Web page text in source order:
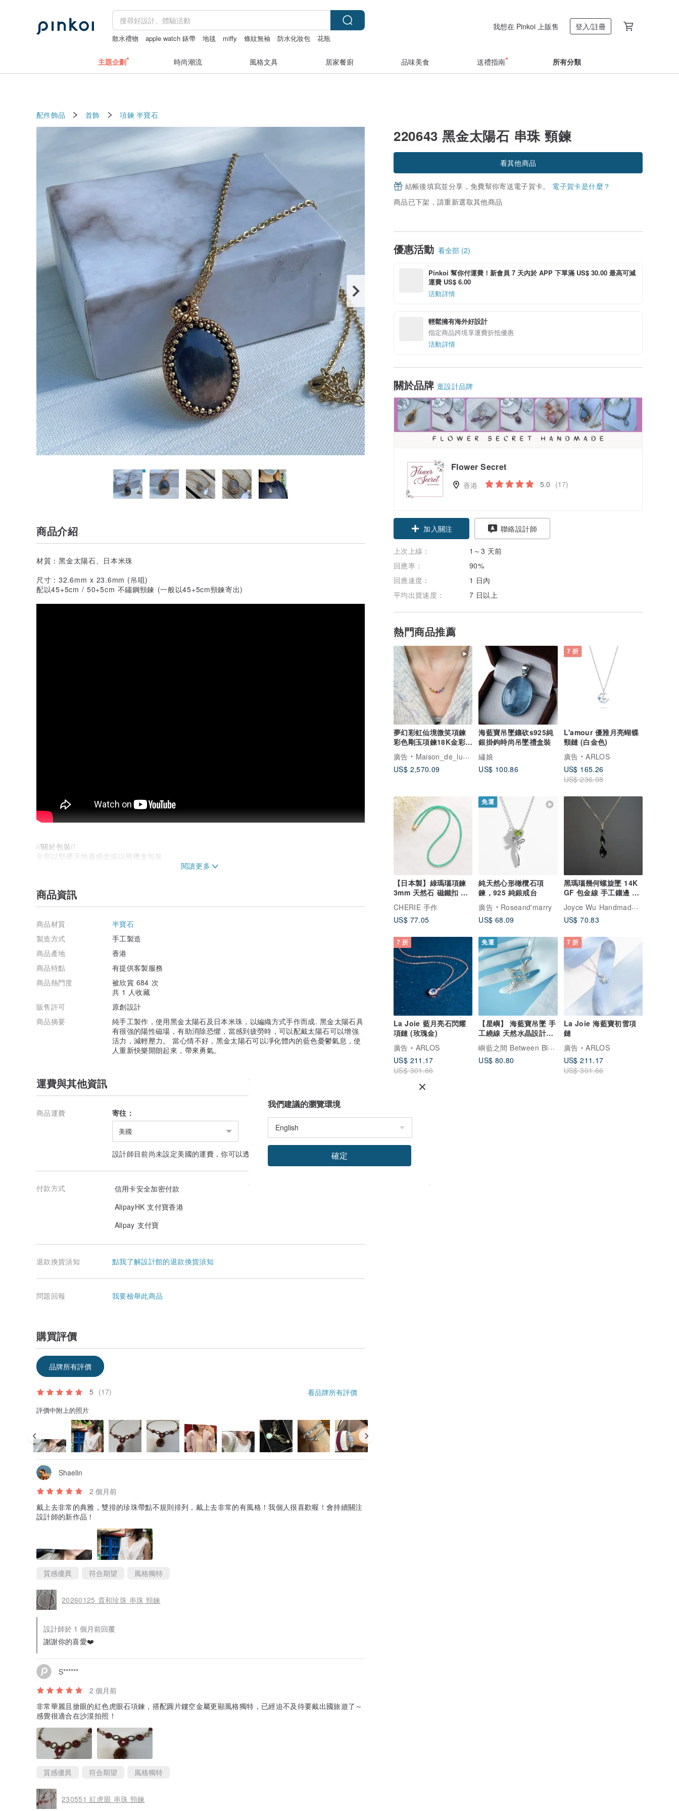
散水禮物 apple watch 錶帶 地毯 miffy 條紋無袖 防水化妝包
花瓶
我想在 Pinkoi 上販售 登入/註冊
主題企劃 時尚潮流 風格文具 居家餐廚 品味美食 送禮指南 所有分類
配件飾品 首飾 項鍊 半寶石
220643 黑金太陽石 串珠 頸鍊
看其他商品
結帳後填寫並分享，免費幫你寄送電子賀卡。 電子賀卡是什麼？
商品已下架，請重新選取其他商品
優惠活動 看全部 (2)
Pinkoi 幫你付運費！新會員 7 天內於 APP 下單滿 US$ 30.00 最高可減
運費 US$ 6.00
活動詳情
輕鬆擁有海外好設計
指定商品跨境享運費折抵優惠
活動詳情
關於品牌 逛設計品牌
Flower Secret
香港 5.0 (17)
加入關注 聯絡設計師
上次上線：
1～3 天前
回應率：
90%
回應速度：
1 日內
平均出貨速度：
7 日以上
熱門商品推薦
夢幻彩虹仙境微笑項鍊
彩色剛玉項鍊18K金彩色
藍寶石項鍊項鏈
廣告
Maison_de_lumin
US$ 2,570.09
海藍寶吊墜鑲砍s925純
銀掛鉤時尚吊墜禮盒裝
繡娘
US$ 100.86
7 折
L'amour 優雅月亮蝴蝶
頸鏈 (白金色)
廣告
ARLOS
US$ 165.26
US$ 236.08
【日本製】綠瑪瑙項鍊
3mm 天然石 磁鐵扣 環
保選 40 50 60cm 贈禮
CHERIE 手作
US$ 77.05
免運
純天然心形橄欖石項
鍊，925 純銀戒台
廣告
Roseand'marry
US$ 68.09
黑瑪瑙幾何螺旋墜 14K
GF 包金線 手工鑲邊 新
藝術風格項鍊 長鍊
Joyce Wu Handmade Jewelry
US$ 70.83
7 折
La Joie 藍月亮石閃耀
項鏈 (玫瑰金)
廣告
ARLOS
US$ 211.17
US$ 301.66
免運
【星嶼】 海藍寶吊墜 手
工繞線 天然水晶設計手
鍊 項鏈 海水藍寶
嶼藍之間 Between Blues
US$ 80.80
7 折
La Joie 海藍寶初雪項
鏈
廣告
ARLOS
US$ 211.17
US$ 301.66
商品介紹
材質：黑金太陽石、日本米珠
尺寸：32.6mm x 23.6mm (吊咀)
配以45+5cm / 50+5cm 不鏽鋼頸鍊 (一般以45+5cm頸鍊寄出)
//關於包裝//
全部以堅硬天地蓋紙盒或以飛機盒包裝
‧ 純手工編織製作，僅有一件。
‧ 上面的銅珠和銀珠會因為汗水，空氣，雨水有氧化變黑現象，可使用牙膏刷洗、銀飾布或銅油！長
‧ 蠟線耐水，如果蠟線髒了，可以用清水或中性清潔液清洗，然後輕輕抹乾或自然風乾即可。（請勿
戴著泡溫泉或游泳，）
‧ 蠟線編織是以火輕燒溶化蠟質來黏貼及結尾，因此線的邊位或有小許變暗色，屬正常現象！
‧ 未配戴時，建議放入包裝袋內保存，避免讓陽光直射。
//關於寄送//
自取。下單前請選定你要的取貨地點，於下單時留言備註，謝謝。
台灣 / 澳門 / 中國大陸 / 日本 / 泰國 / 新加坡 / 馬來西亞 地區
可選用[香港郵政] 並以空郵掛號方式寄出，可以追蹤郵件。
如需使用其他速遞方法，請與設計師聯絡。
商品資訊
商品材質
半寶石
製造方式
手工製造
商品產地
香港
商品特點
有提供客製服務
商品熱門度
被欣賞 684 次
共 1 人收藏
販售許可
原創設計
商品摘要
純手工製作，使用黑金太陽石及日本米珠，以編織方式手作而成. 黑金太陽石具
有很強的陽性磁場，有助消除恐懼，當感到疲勞時，可以配戴太陽石可以增強
活力，減輕壓力。 當心情不好，黑金太陽石可以凈化體內的藍色憂鬱氣息，使
人重新快樂開朗起來，帶來勇氣。
運費與其他資訊
商品運費 寄往：
美國
設計師目前尚未設定美國的運費，你可以透過 討論合適的運送方式
付款方式
信用卡安全加密付款
AlipayHK 支付寶香港
Alipay 支付寶
退款換貨須知 點我了解設計館的退款換貨須知
問題回報 我要檢舉此商品
購買評價
品牌所有評價
5 (17) 看品牌所有評價
評價中附上的照片
Shaelin
2 個月前
戴上去非常的典雅，雙排的珍珠帶點不規則排列，戴上去非常的有風格！我個人很喜歡喔！會持續關注
設計師的新作品！
質感優異 符合期望 風格獨特
20260125 貴和珍珠 串珠 頸鍊
設計師於 1 個月前回覆
謝謝你的喜愛❤️
S******
2 個月前
非常華麗且搶眼的紅色虎眼石項鍊，搭配圓片鏤空金屬更顯風格獨特，已經迫不及待要戴出國旅遊了～
感覺很適合在沙漠拍照！
質感優異 符合期望 風格獨特
230551 紅虎眼 串珠 頸鍊
我們建議的瀏覽環境
確定